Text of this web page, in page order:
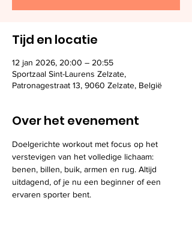
Tijd en locatie
12 jan 2026, 20:00 – 20:55
Sportzaal Sint-Laurens Zelzate,
Patronagestraat 13, 9060 Zelzate, België
Over het evenement
Doelgerichte workout met focus op het
verstevigen van het volledige lichaam:
benen, billen, buik, armen en rug. Altijd
uitdagend, of je nu een beginner of een
ervaren sporter bent.